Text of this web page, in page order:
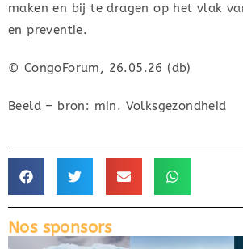
maken en bij te dragen op het vlak
en preventie.
© CongoForum, 26.05.26 (db)
Beeld – bron: min. Volksgezondheid
Nos sponsors